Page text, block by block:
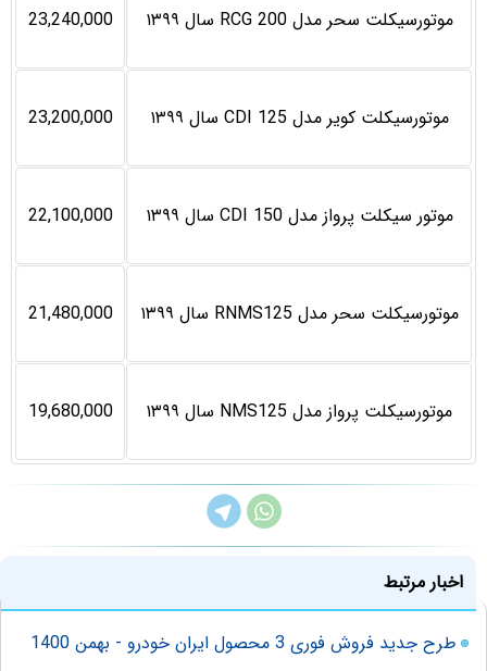
موتورسیکلت سحر مدل RCG 200 سال ۱۳۹۹ 23,240,000
موتورسیکلت کویر مدل CDI 125 سال ۱۳۹۹ 23,200,000
موتور سیکلت پرواز مدل CDI 150 سال ۱۳۹۹ 22,100,000
موتورسیکلت سحر مدل RNMS125 سال ۱۳۹۹ 21,480,000
موتورسیکلت پرواز مدل NMS125 سال ۱۳۹۹ 19,680,000
اخبار مرتبط
طرح جدید فروش فوری 3 محصول ایران خودرو - بهمن 1400